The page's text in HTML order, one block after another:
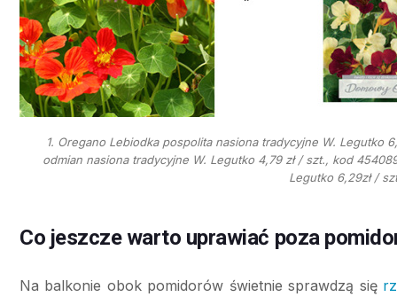
1. Oregano Lebiodka pospolita nasiona tradycyjne W. Legutko
odmian nasiona tradycyjne W. Legutko 4,79 zł / szt., kod
Legutko 6,29zł /
Co jeszcze warto uprawiać poza
Na balkonie obok pomidorów świetnie sprawdzą się